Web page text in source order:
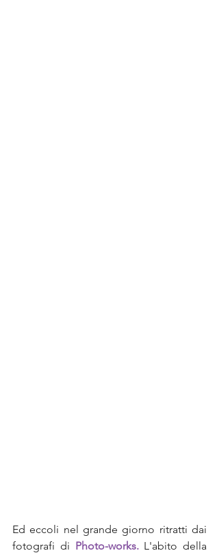
Ed eccoli nel grande giorno ritratti dai
fotografi di Photo-works. L'abito della